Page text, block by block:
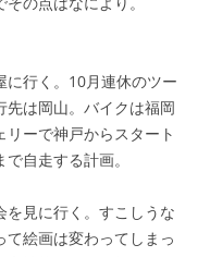
に行く。10月連休のツー
先は岡山。バイクは福岡
ーで神戸からスタート
自走する計画。
見に行く。すこしうな
絵画は変わってしまっ